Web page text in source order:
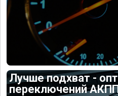
Лучше подхват -
переключений